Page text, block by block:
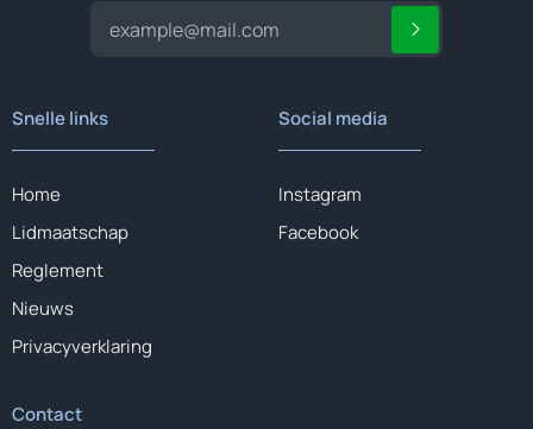
Snelle links
Home
Lidmaatschap
Reglement
Nieuws
Privacyverklaring
Social media
Instagram
Facebook
Contact